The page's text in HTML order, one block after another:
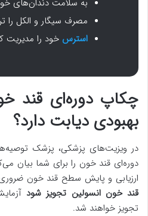
به سلامت دندان‌های
مصرف سیگار و الکل را
استرس خود را مدیریت
چکاپ دوره‌ای قند
بهبودی دیابت دارد؟
در ویزیت‌های پزشکی، پزشک
دوره‌ای قند خون را برای شما بیان
ارزیابی و پایش سطح قند خون
قند خون انسولین تجویز شود
تجویز خواهند شد.